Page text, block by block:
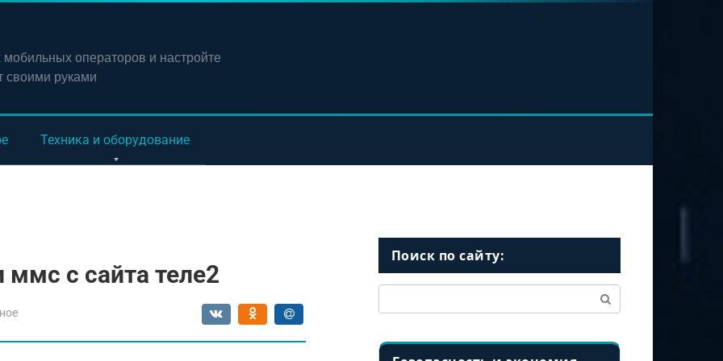
мобильных операторов и настройте
своими руками
Техника и оборудование
ммс с сайта теле2
Поиск по сайту: